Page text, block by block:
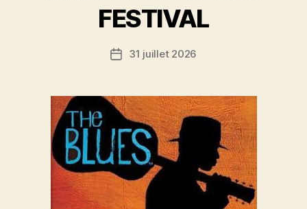
FESTIVAL
Date31 juillet 2026